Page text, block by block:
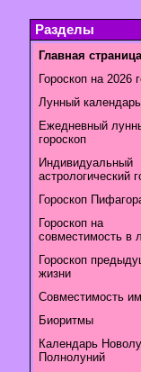
Разделы
Главная страница
Гороскоп на 2026
Лунный
Ежедневный
гороскоп
Индивидуальный
астрологический
Гороскоп
Гороскоп на
совместимость в
Гороскоп
жизни
Совместимость
Биоритмы
Календарь
Полнолуний